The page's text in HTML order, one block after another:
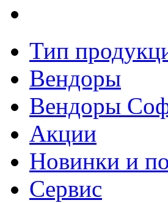
Тип
Вендоры
Вендоры
Акции
Новинки и
Сервис